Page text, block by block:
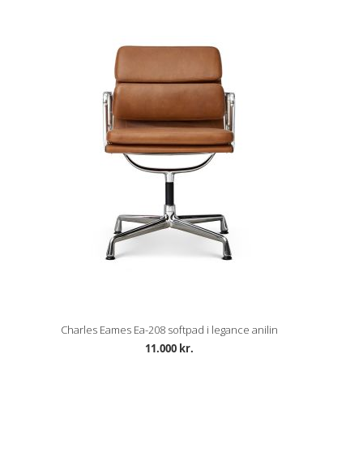
Charles Eames Ea-208 softpad i legance anilin
11.000 kr.